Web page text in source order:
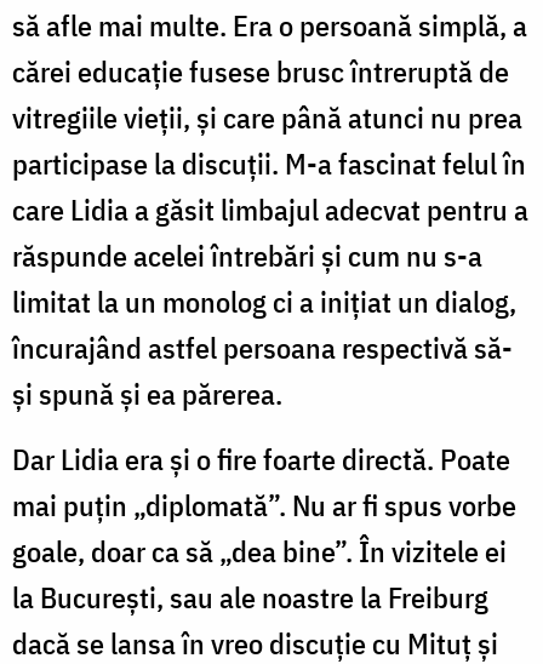
să afle mai multe. Era o persoană simplă, a
cărei educație fusese brusc întreruptă de
vitregiile vieții, și care până atunci nu prea
participase la discuții. M-a fascinat felul în
care Lidia a găsit limbajul adecvat pentru a
răspunde acelei întrebări și cum nu s-a
limitat la un monolog ci a inițiat un dialog,
încurajând astfel persoana respectivă să-
și spună și ea părerea.
Dar Lidia era și o fire foarte directă. Poate
mai puțin „diplomată”. Nu ar fi spus vorbe
goale, doar ca să „dea bine”. În vizitele ei
la București, sau ale noastre la Freiburg
dacă se lansa în vreo discuție cu Mituț și